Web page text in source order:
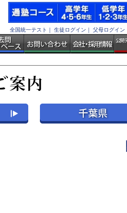
全国統一テスト ｜ 生徒ログイン ｜ 父母ログイン